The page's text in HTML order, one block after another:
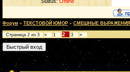
Форум » ТЕКСТОВОЙ ЮМОР » СМЕШНЫЕ ВЫРАЖЕНИЯ
Страница 2 из 3 « 1 2 3 »